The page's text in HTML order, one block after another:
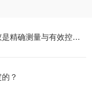
卡尔费休库伦法水分仪是精确测量与有效控制水分含量设备
？